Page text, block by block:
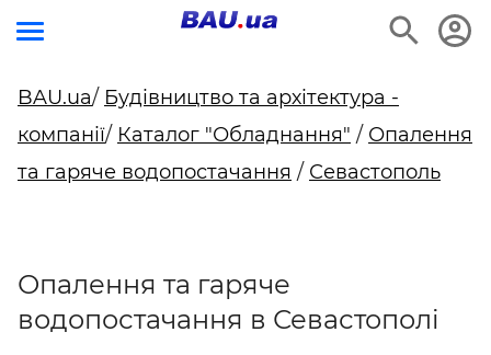
BAU.ua/ Будівництво та архітектура -
компанії/ Каталог "Обладнання" / Опалення
та гаряче водопостачання / Севастополь
Опалення та гаряче
водопостачання в Севастополі